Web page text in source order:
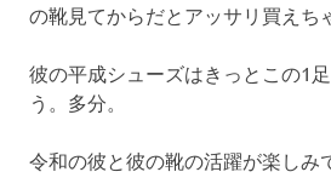
の靴見てからだとアッサリ買え
彼の平成シューズはきっとこの1
う。多分。
令和の彼と彼の靴の活躍が楽しみ